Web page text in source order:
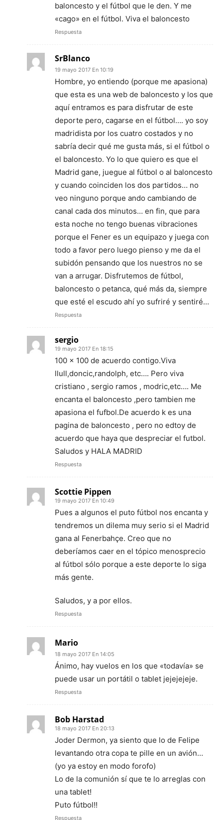
baloncesto y el fútbol que le den. Y me
«cago» en el fútbol. Viva el baloncesto
Respuesta
SrBlanco
19 mayo 2017 En 10:19
Hombre, yo entiendo (porque me apasiona)
que esta es una web de baloncesto y los que
aquí entramos es para disfrutar de este
deporte pero, cagarse en el fútbol…. yo soy
madridista por los cuatro costados y no
sabría decir qué me gusta más, si el fútbol o
el baloncesto. Yo lo que quiero es que el
Madrid gane, juegue al fútbol o al baloncesto
y cuando coinciden los dos partidos… no
veo ninguno porque ando cambiando de
canal cada dos minutos… en fin, que para
esta noche no tengo buenas vibraciones
porque el Fener es un equipazo y juega con
todo a favor pero luego pienso y me da el
subidón pensando que los nuestros no se
van a arrugar. Disfrutemos de fútbol,
baloncesto o petanca, qué más da, siempre
que esté el escudo ahí yo sufriré y sentiré…
Respuesta
sergio
19 mayo 2017 En 18:15
100 x 100 de acuerdo contigo.Viva
llull,doncic,randolph, etc…. Pero viva
cristiano , sergio ramos , modric,etc…. Me
encanta el baloncesto ,pero tambien me
apasiona el fufbol.De acuerdo k es una
pagina de baloncesto , pero no edtoy de
acuerdo que haya que despreciar el futbol.
Saludos y HALA MADRID
Respuesta
Scottie Pippen
19 mayo 2017 En 10:49
Pues a algunos el puto fútbol nos encanta y
tendremos un dilema muy serio si el Madrid
gana al Fenerbahçe. Creo que no
deberíamos caer en el tópico menosprecio
al fútbol sólo porque a este deporte lo siga
más gente.
Saludos, y a por ellos.
Respuesta
Mario
18 mayo 2017 En 14:05
Ánimo, hay vuelos en los que «todavía» se
puede usar un portátil o tablet jejejejeje.
Respuesta
Bob Harstad
18 mayo 2017 En 20:13
Joder Dermon, ya siento que lo de Felipe
levantando otra copa te pille en un avión…
(yo ya estoy en modo forofo)
Lo de la comunión sí que te lo arreglas con
una tablet!
Puto fútbol!!
Respuesta